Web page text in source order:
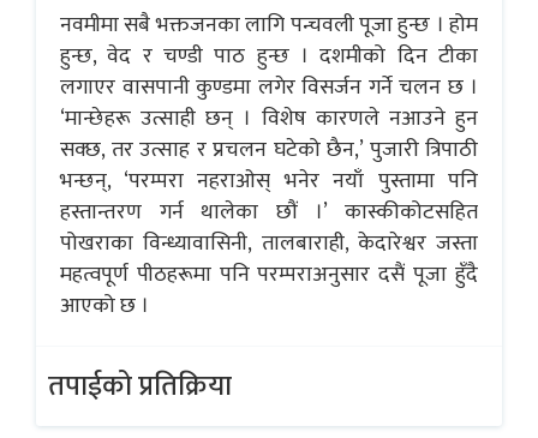
नवमीमा सबै भक्तजनका लागि पन्चवली पूजा हुन्छ । होम
हुन्छ, वेद र चण्डी पाठ हुन्छ । दशमीको दिन टीका
लगाएर वासपानी कुण्डमा लगेर विसर्जन गर्ने चलन छ ।
‘मान्छेहरू उत्साही छन् । विशेष कारणले नआउने हुन
सक्छ, तर उत्साह र प्रचलन घटेको छैन,’ पुजारी त्रिपाठी
भन्छन्, ‘परम्परा नहराओस् भनेर नयाँ पुस्तामा पनि
हस्तान्तरण गर्न थालेका छौं ।’ कास्कीकोटसहित
पोखराका विन्ध्यावासिनी, तालबाराही, केदारेश्वर जस्ता
महत्वपूर्ण पीठहरूमा पनि परम्पराअनुसार दसैं पूजा हुँदै
आएको छ ।
तपाईको प्रतिक्रिया